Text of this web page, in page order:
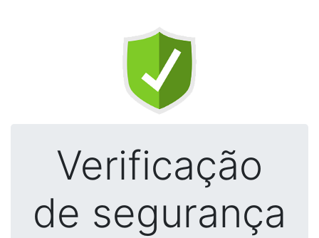
Verificação
de segurança